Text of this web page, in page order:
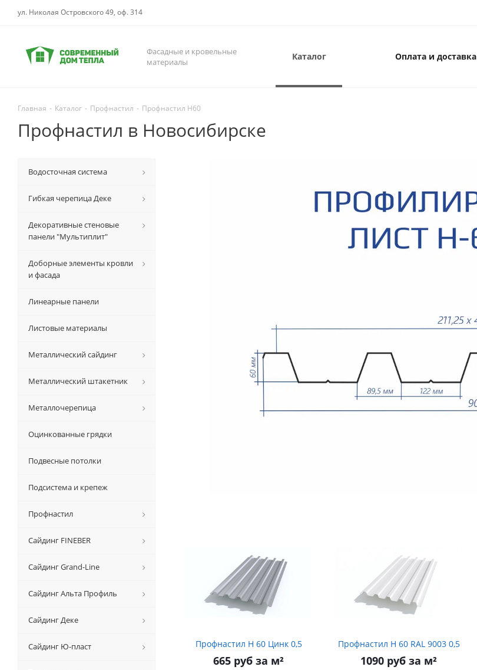
ул. Николая Островского 49, оф. 314
Фасадные и кровельные
материалы
Каталог Оплата и доставка
Главная - Каталог - Профнастил - Профнастил Н60
Профнастил в Новосибирске
Профнастил Н 60 Цинк 0,5
665 руб за м²
Профнастил Н 60 RAL 9003 0,5
1090 руб за м²
Водосточная система
Гибкая черепица Деке
Декоративные стеновые
панели "Мультиплит"
Доборные элементы кровли
и фасада
Линеарные панели
Листовые материалы
Металлический сайдинг
Металлический штакетник
Металлочерепица
Оцинкованные грядки
Подвесные потолки
Подсистема и крепеж
Профнастил
Сайдинг FINEBER
Сайдинг Grand-Line
Сайдинг Альта Профиль
Сайдинг Деке
Сайдинг Ю-пласт